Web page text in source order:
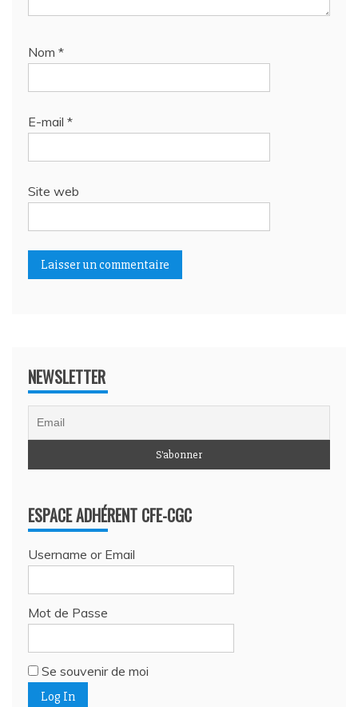
Nom *
E-mail *
Site web
NEWSLETTER
ESPACE ADHÉRENT CFE-CGC
Username or Email
Mot de Passe
Se souvenir de moi